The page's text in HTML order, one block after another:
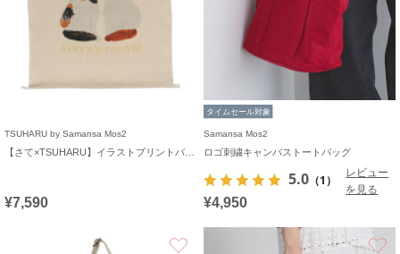
TSUHARU by Samansa Mos2
¥7,590
タイムセール対象
Samansa Mos2
ロゴ刺繍キャンバストートバッグ
5.0 （1）
レビュー
を見る
¥4,950